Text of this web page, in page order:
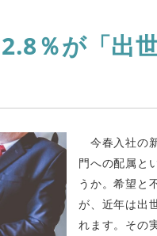
％が「出
今春入社の
門への配属と
うか。希望と
が、近年は出
れます。その